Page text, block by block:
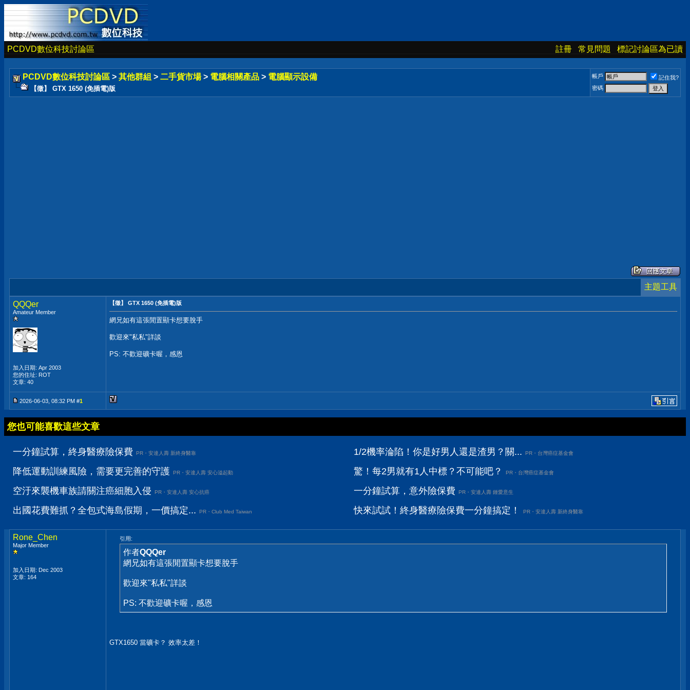
PCDVD數位科技討論區 註冊 常見問題 標記討論區為已讀
PCDVD數位科技討論區 > 其他群組 > 二手貨市場 > 電腦相關產品 > 電腦顯示設備
【徵】 GTX 1650 (免插電)版
帳戶
記住我?
密碼
主題工具
QQQer
Amateur Member
加入日期: Apr 2003
您的住址: ROT
文章: 40
【徵】 GTX 1650 (免插電)版
網兄如有這張閒置顯卡想要脫手
歡迎來"私私"詳談
PS: 不歡迎礦卡喔，感恩
2026-06-03, 08:32 PM #1
您也可能喜歡這些文章
一分鐘試算，終身醫療險保費 PR・安達人壽 新終身醫靠
降低運動訓練風險，需要更完善的守護 PR・安達人壽 安心溢起動
空汙來襲機車族請關注癌細胞入侵 PR・安達人壽 安心抗癌
出國花費難抓？全包式海島假期，一價搞定... PR・Club Med Taiwan
1/2機率淪陷！你是好男人還是渣男？關... PR・台灣癌症基金會
驚！每2男就有1人中標？不可能吧？ PR・台灣癌症基金會
一分鐘試算，意外險保費 PR・安達人壽 鍾愛意生
快來試試！終身醫療險保費一分鐘搞定！ PR・安達人壽 新終身醫靠
Rone_Chen
Major Member
加入日期: Dec 2003
文章: 164
引用:
作者QQQer
網兄如有這張閒置顯卡想要脫手
歡迎來"私私"詳談
PS: 不歡迎礦卡喔，感恩
GTX1650 當礦卡？ 效率太差！